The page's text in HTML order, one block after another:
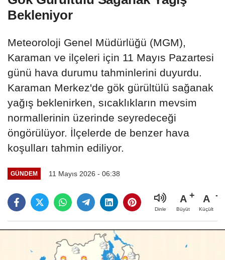
Bekleniyor
Meteoroloji Genel Müdürlüğü (MGM),
Karaman ve ilçeleri için 11 Mayıs Pazartesi
günü hava durumu tahminlerini duyurdu.
Karaman Merkez'de gök gürültülü sağanak
yağış beklenirken, sıcaklıkların mevsim
normallerinin üzerinde seyredeceği
öngörülüyor. İlçelerde de benzer hava
koşulları tahmin ediliyor.
GÜNDEM 11 Mayıs 2026 - 06:38
Dinle
A
Büyüt
A
Küçült